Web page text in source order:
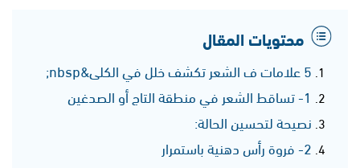
محتويات المقال
5 علامات ف الشعر تكشف خلل في الكلى&nbsp;
1- تساقط الشعر في منطقة التاج أو الصدغين
نصيحة لتحسين الحالة:
2- فروة رأس دهنية باستمرار